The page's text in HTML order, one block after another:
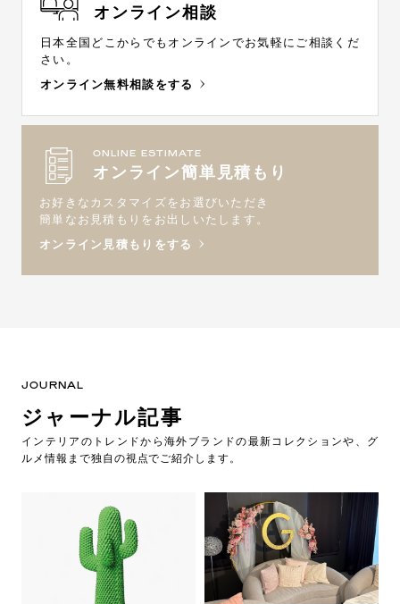
オンライン相談
日本全国どこからでもオンラインでお気軽にご相談くだ
さい。
オンライン無料相談をする
ONLINE ESTIMATE
オンライン簡単見積もり
お好きなカスタマイズをお選びいただき
簡単なお見積もりをお出しいたします。
オンライン見積もりをする
JOURNAL
ジャーナル記事
インテリアのトレンドから海外ブランドの最新コレクションや、グ
ルメ情報まで独自の視点でご紹介します。